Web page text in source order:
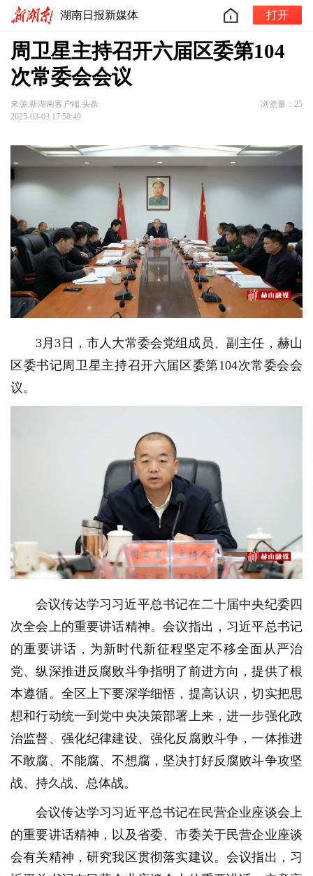
湖南日报新媒体 打开
周卫星主持召开六届区委第104
次常委会会议
来源:新湖南客户端.头条
浏览量：25
2025-03-03 17:58:49
3月3日，市人大常委会党组成员、副主任，赫山
区委书记周卫星主持召开六届区委第104次常委会会
议。
会议传达学习习近平总书记在二十届中央纪委四
次全会上的重要讲话精神。会议指出，习近平总书记
的重要讲话，为新时代新征程坚定不移全面从严治
党、纵深推进反腐败斗争指明了前进方向，提供了根
本遵循。全区上下要深学细悟，提高认识，切实把思
想和行动统一到党中央决策部署上来，进一步强化政
治监督、强化纪律建设、强化反腐败斗争，一体推进
不敢腐、不能腐、不想腐，坚决打好反腐败斗争攻坚
战、持久战、总体战。
会议传达学习习近平总书记在民营企业座谈会上
的重要讲话精神，以及省委、市委关于民营企业座谈
会有关精神，研究我区贯彻落实建议。会议指出，习